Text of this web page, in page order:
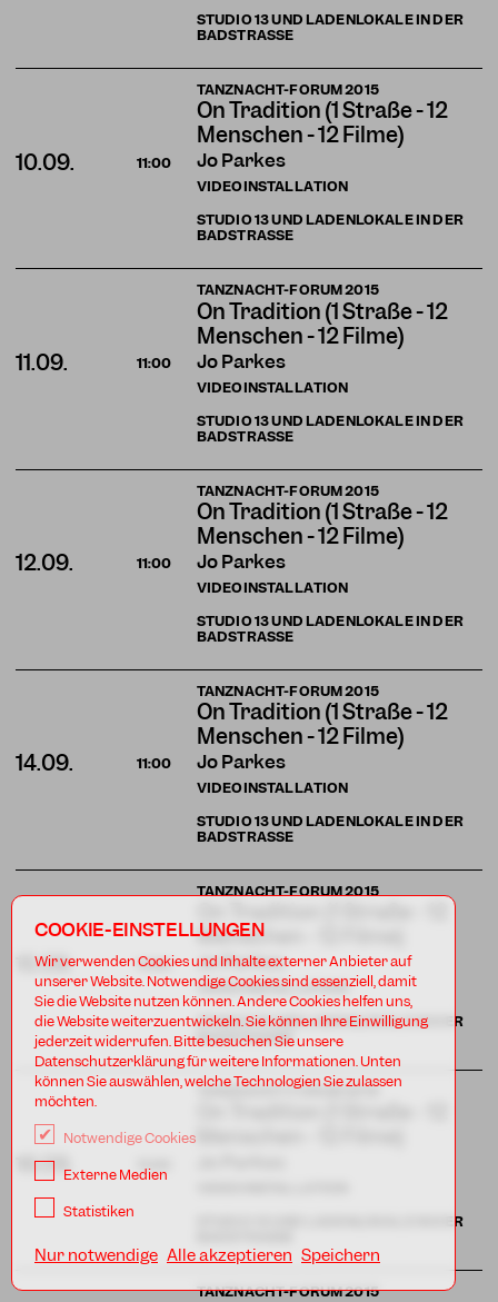
STUDIO 13 UND LADENLOKALE IN DER
BADSTRASSE
TANZNACHT-FORUM 2015
On Tradition (1 Straße - 12
Menschen - 12 Filme)
Jo Parkes
VIDEOINSTALLATION
10.09. 11:00
STUDIO 13 UND LADENLOKALE IN DER
BADSTRASSE
TANZNACHT-FORUM 2015
On Tradition (1 Straße - 12
Menschen - 12 Filme)
Jo Parkes
VIDEOINSTALLATION
11.09. 11:00
STUDIO 13 UND LADENLOKALE IN DER
BADSTRASSE
TANZNACHT-FORUM 2015
On Tradition (1 Straße - 12
Menschen - 12 Filme)
Jo Parkes
VIDEOINSTALLATION
12.09. 11:00
STUDIO 13 UND LADENLOKALE IN DER
BADSTRASSE
TANZNACHT-FORUM 2015
On Tradition (1 Straße - 12
Menschen - 12 Filme)
Jo Parkes
VIDEOINSTALLATION
14.09. 11:00
STUDIO 13 UND LADENLOKALE IN DER
BADSTRASSE
TANZNACHT-FORUM 2015
Menschen - 12 Filme)
Jo Parkes
VIDEOINSTALLATION
15.09. 11:00
STUDIO 13 UND LADENLOKALE IN DER
BADSTRASSE
TANZNACHT-FORUM 2015
16.09. 11:00
STUDIO 13 UND LADENLOKALE IN DER
TANZNACHT-FORUM 2015
COOKIE-EINSTELLUNGEN
Wir verwenden Cookies und Inhalte externer Anbieter auf
unserer Website. Notwendige Cookies sind essenziell, damit
Sie die Website nutzen können. Andere Cookies helfen uns,
die Website weiterzuentwickeln. Sie können Ihre Einwilligung
jederzeit widerrufen. Bitte besuchen Sie unsere
Datenschutzerklärung für weitere Informationen. Unten
können Sie auswählen, welche Technologien Sie zulassen
möchten.
Notwendige Cookies
Externe Medien
Statistiken
Nur notwendige Alle akzeptieren Speichern